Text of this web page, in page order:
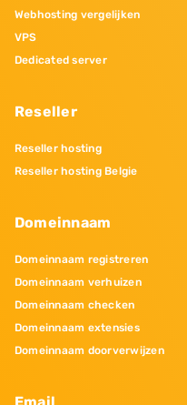
Webhosting vergelijken
VPS
Dedicated server
Reseller
Reseller hosting
Reseller hosting Belgie
Domeinnaam
Domeinnaam registreren
Domeinnaam verhuizen
Domeinnaam checken
Domeinnaam extensies
Domeinnaam doorverwijzen